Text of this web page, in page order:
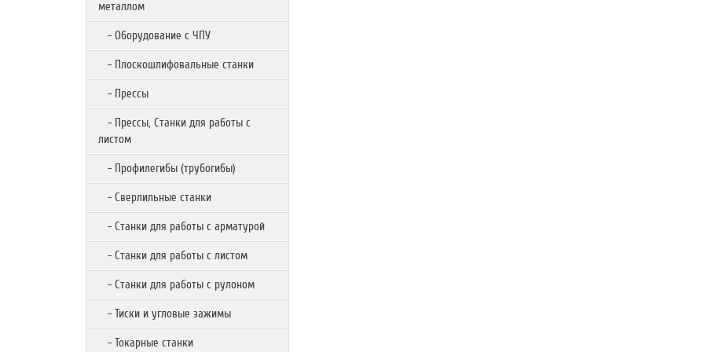
металлом
- Оборудование с ЧПУ
- Плоскошлифовальные станки
- Прессы
- Прессы, Станки для работы с
листом
- Профилегибы (трубогибы)
- Сверлильные станки
- Станки для работы с арматурой
- Станки для работы с листом
- Станки для работы с рулоном
- Тиски и угловые зажимы
- Токарные станки